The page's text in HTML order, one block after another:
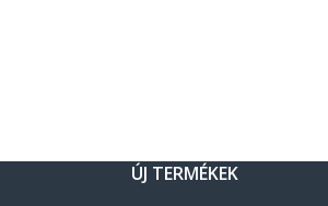
ÚJ TERMÉKEK